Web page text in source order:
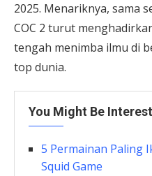
2025. Menariknya, sama
COC 2 turut
tengah menimba ilmu di
top dunia.
You Might Be
5 Permainan Paling
Squid Game